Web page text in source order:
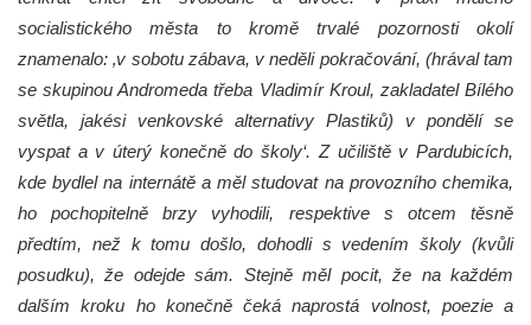
socialistického města to kromě trvalé pozornosti okolí
znamenalo: ‚v sobotu zábava, v neděli pokračování, (hrával tam
se skupinou Andromeda třeba Vladimír Kroul, zakladatel Bílého
světla, jakési venkovské alternativy Plastiků) v pondělí se
vyspat a v úterý konečně do školy‘. Z učiliště v Pardubicích,
kde bydlel na internátě a měl studovat na provozního chemika,
ho pochopitelně brzy vyhodili, respektive s otcem těsně
předtím, než k tomu došlo, dohodli s vedením školy (kvůli
posudku), že odejde sám. Stejně měl pocit, že na každém
dalším kroku ho konečně čeká naprostá volnost, poezie a